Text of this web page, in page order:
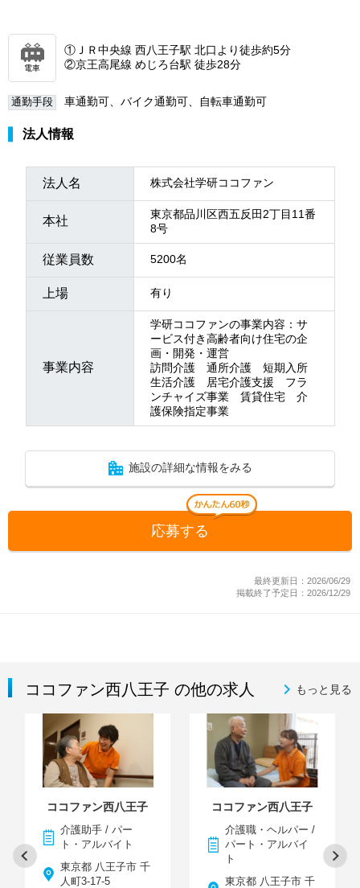
電車
①ＪＲ中央線 西八王子駅 北口より徒歩約5分
②京王高尾線 めじろ台駅 徒歩28分
通勤手段 車通勤可、バイク通勤可、自転車通勤可
法人情報
法人名 株式会社学研ココファン
本社
東京都品川区西五反田2丁目11番
8号
従業員数 5200名
上場 有り
事業内容
学研ココファンの事業内容：サ
ービス付き高齢者向け住宅の企
画・開発・運営
訪問介護 通所介護 短期入所
生活介護 居宅介護支援 フラ
ンチャイズ事業 賃貸住宅 介
護保険指定事業
施設の詳細な情報をみる
応募する
最終更新日：2026/06/29
掲載終了予定日：2026/12/29
ココファン西八王子 の他の求人 もっと見る
ココファン西八王子
介護助手 / パー
ト・アルバイト
東京都 八王子市 千
人町3-17-5
ココファン西八王子
介護職・ヘルパー /
パート・アルバイ
ト
東京都 八王子市 千